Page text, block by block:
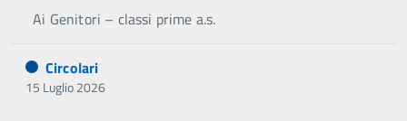
Ai Genitori – classi prime a.s.
Circolari
15 Luglio 2026